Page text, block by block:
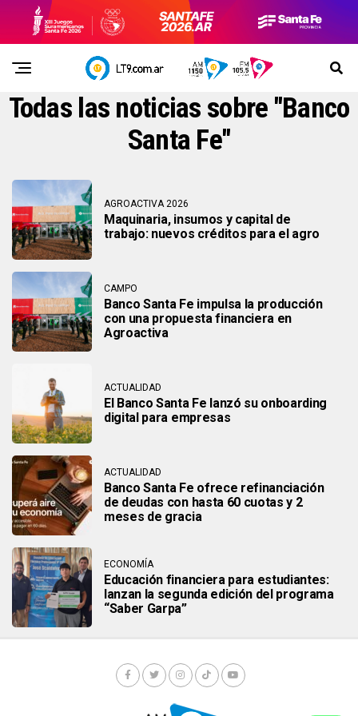
Todas las noticias sobre "Banco
Santa Fe"
AGROACTIVA 2026
Maquinaria, insumos y capital de
trabajo: nuevos créditos para el agro
CAMPO
Banco Santa Fe impulsa la producción
con una propuesta financiera en
Agroactiva
ACTUALIDAD
El Banco Santa Fe lanzó su onboarding
digital para empresas
ACTUALIDAD
Banco Santa Fe ofrece refinanciación
de deudas con hasta 60 cuotas y 2
meses de gracia
ECONOMÍA
Educación financiera para estudiantes:
lanzan la segunda edición del programa
“Saber Garpa”